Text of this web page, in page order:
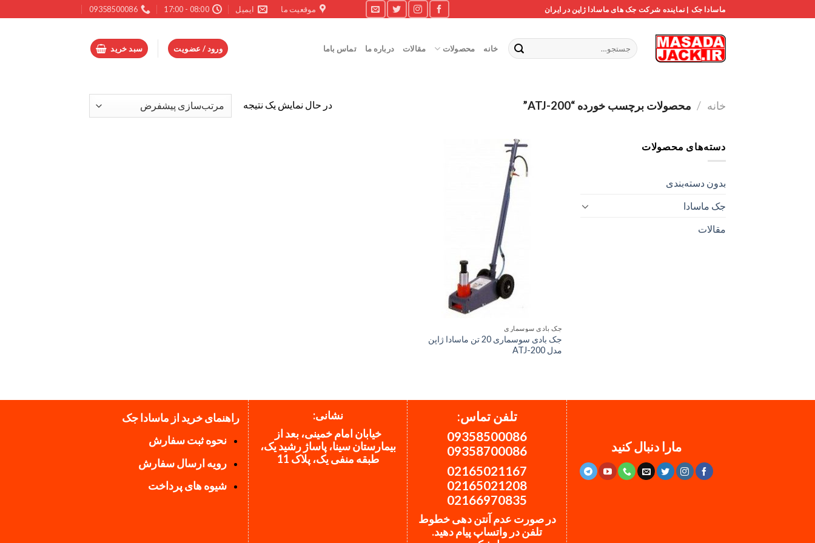
to
ماسادا جک | نماینده شرکت جک های ماسادا ژاپن در ایران موقعیت ما ایمیل 08:00 - 17:00
09358500086
جستجو
برای:
خانه محصولات مقالات درباره ما تماس باما ورود / عضویت سبد خرید
خانه / محصولات برچسب خورده “ATJ-200” در حال نمایش یک نتیجه
دسته‌های محصولات
بدون دسته‌بندی
جک ماسادا
مقالات
جک بادی سوسماری
جک بادی سوسماری 20 تن ماسادا ژاپن
مدل ATJ-200
مارا دنبال کنید
تلفن تماس:
09358500086
09358700086
02165021167
02165021208
02166970835
در صورت عدم آنتن دهی خطوط
تلفن در واتساپ پیام دهید.
نشانی:
خیابان امام خمینی، بعد از
بیمارستان سینا، پاساژ رشید یک،
طبقه منفی یک، پلاک 11
راهنمای خرید از ماسادا جک
نحوه ثبت سفارش
رویه ارسال سفارش
شیوه های پرداخت